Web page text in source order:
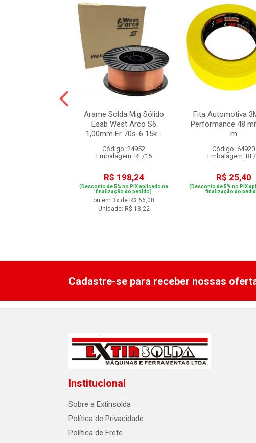
Arame Solda Mig Sólido
Esab West Arco S6
1,00mm Er 70s-6 15k...
Código: 24952
Embalagem: RL/15
R$ 198,24
(Desconto de 5% no PIX aplicado na
finalização do pedido)
ou em 3x de R$ 66,08
Unidade: R$ 13,22
Fita Automotiva
Performance 48
m
Código: 64920
Embalagem:
R$ 25,40
(Desconto de 5% no PIX
finalização do
Cadastre-se para receber nossas
Institucional
Sobre a Extinsolda
Política de Privacidade
Política de Frete